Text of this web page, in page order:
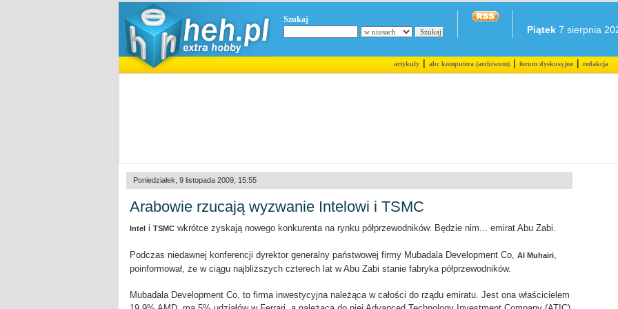
Szukaj
Piątek 7 sierpnia
artykuły|abc komputera (archiwum)|forum dyskusyjne|redakcja
Poniedziałek, 9 listopada 2009, 15:55
Arabowie rzucają wyzwanie Intelowi i TSMC
Intel i TSMC wkrótce zyskają nowego konkurenta na rynku półprzewodników. Będzie nim... emirat Abu Zabi.
Podczas niedawnej konferencji dyrektor generalny państwowej firmy Mubadala Development Co, Al Muhairi,
poinformował, że w ciągu najbliższych czterech lat w Abu Zabi stanie fabryka półprzewodników.
Mubadala Development Co. to firma inwestycyjna należąca w całości do rządu emiratu. Jest ona właścicielem